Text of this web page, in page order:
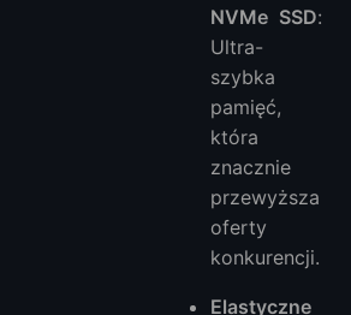
NVMe SSD:
Ultra-
szybka
pamięć,
która
znacznie
przewyższa
oferty
konkurencji.
Elastyczne